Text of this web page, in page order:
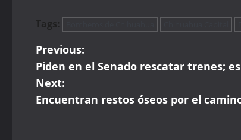
Tags:
P
o
s
Previous:
Piden en el Senado rescatar trenes;
Next:
Encuentran restos óseos por el